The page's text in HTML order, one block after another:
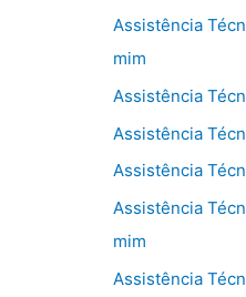
Assistência
mim
Assistência
Assistência
Assistência
Assistência
mim
Assistência